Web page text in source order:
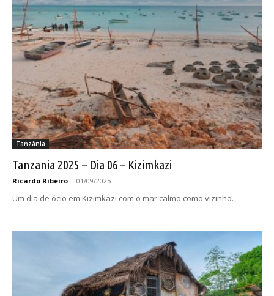
Tanzânia
Tanzania 2025 – Dia 06 – Kizimkazi
Ricardo Ribeiro - 01/09/2025
Um dia de ócio em Kizimkazi com o mar calmo como vizinho.